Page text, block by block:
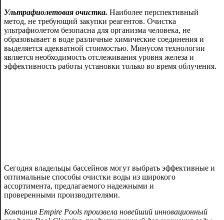
Ультрафиолетовая очистка. Наиболее перспективный
метод, не требующий закупки реагентов. Очистка
ультрафиолетом безопасна для организма человека, не
образовывает в воде различные химические соединения и
выделяется адекватной стоимостью. Минусом технологии
является необходимость отслеживания уровня железа и
эффективность работы установки только во время облучения.
Сегодня владельцы бассейнов могут выбрать эффективные и
оптимальные способы очистки воды из широкого
ассортимента, предлагаемого надежными и
проверенными производителями.
Компания Empire Pools произвела новейший инновационный